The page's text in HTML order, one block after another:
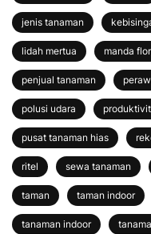
jenis tanaman
lidah mertua manda
penjual tanaman
polusi udara
pusat tanaman hias
ritel sewa tanaman
taman taman indoor
tanaman indoor